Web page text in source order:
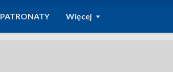
PATRONATY Więcej